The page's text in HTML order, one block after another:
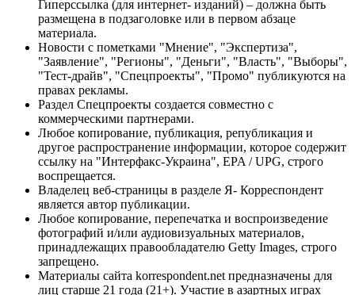
Гиперссылка (для интернет- изданий) – должна быть
размещена в подзаголовке или в первом абзаце
материала.
Новости с пометками "Мнение", "Экспертиза",
"Заявление", "Регионы", "Деньги", "Власть", "Выборы",
"Тест-драйв", "Спецпроекты", "Промо" публикуются на
правах рекламы.
Раздел Спецпроекты создается совместно с
коммерческими партнерами.
Любое копирование, публикация, републикация и
другое распространение информации, которое содержит
ссылку на "Интерфакс-Украина", EPA / UPG, строго
воспрещается.
Владелец веб-страницы в разделе Я- Корреспондент
является автор публикации.
Любое копирование, перепечатка и воспроизведение
фотографий и/или аудиовизуальных материалов,
принадлежащих правообладателю Getty Images, строго
запрещено.
Материалы сайта korrespondent.net предназначены для
лиц старше 21 года (21+). Участие в азартных играх